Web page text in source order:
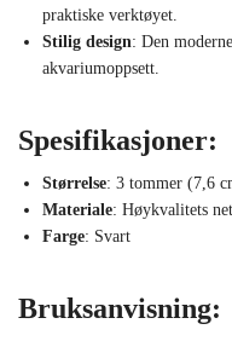
praktiske verktøyet.
Stilig design: Den
akvariumoppsett.
Spesifikasjoner:
Størrelse: 3 tommer (7,6
Materiale: Høykvalitets
Farge: Svart
Bruksanvisning: